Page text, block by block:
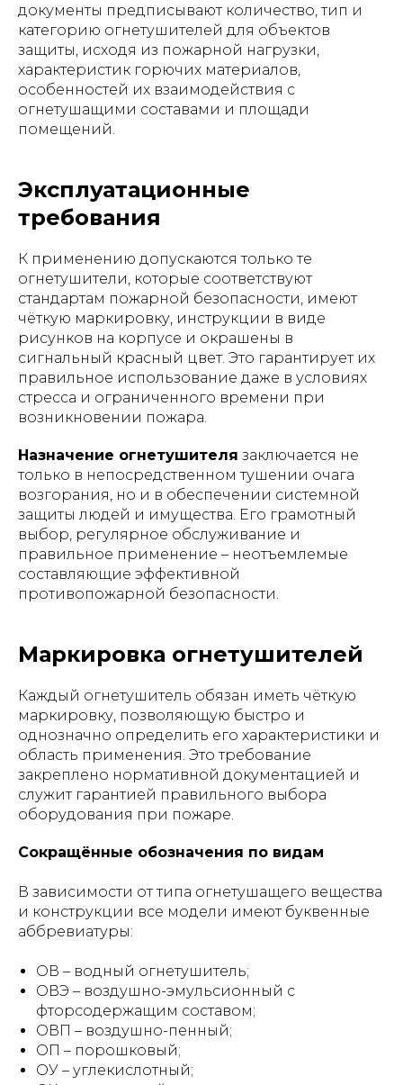
документы предписывают количество, тип и
категорию огнетушителей для объектов
защиты, исходя из пожарной нагрузки,
характеристик горючих материалов,
особенностей их взаимодействия с
огнетушащими составами и площади
помещений.
Эксплуатационные
требования
К применению допускаются только те
огнетушители, которые соответствуют
стандартам пожарной безопасности, имеют
чёткую маркировку, инструкции в виде
рисунков на корпусе и окрашены в
сигнальный красный цвет. Это гарантирует их
правильное использование даже в условиях
стресса и ограниченного времени при
возникновении пожара.
Назначение огнетушителя заключается не
только в непосредственном тушении очага
возгорания, но и в обеспечении системной
защиты людей и имущества. Его грамотный
выбор, регулярное обслуживание и
правильное применение – неотъемлемые
составляющие эффективной
противопожарной безопасности.
Маркировка огнетушителей
Каждый огнетушитель обязан иметь чёткую
маркировку, позволяющую быстро и
однозначно определить его характеристики и
область применения. Это требование
закреплено нормативной документацией и
служит гарантией правильного выбора
оборудования при пожаре.
Сокращённые обозначения по видам
В зависимости от типа огнетушащего вещества
и конструкции все модели имеют буквенные
аббревиатуры:
ОВ – водный огнетушитель;
ОВЭ – воздушно-эмульсионный с
фторсодержащим составом;
ОВП – воздушно-пенный;
ОП – порошковый;
ОУ – углекислотный;